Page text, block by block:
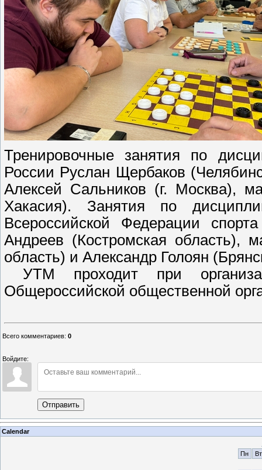
Тренировочные занятия по
России Руслан Щербаков
Алексей Сальников (г. Москва),
Хакасия). Занятия по
Всероссийской Федерации
Андреев (Костромская область),
область) и Александр Голоян
УТМ проходит при
Общероссийской общественной
Всего комментариев: 0
Войдите:
Отправить
Calendar
Пн
Вт